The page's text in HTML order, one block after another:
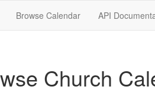
Browse Calendar API
Church